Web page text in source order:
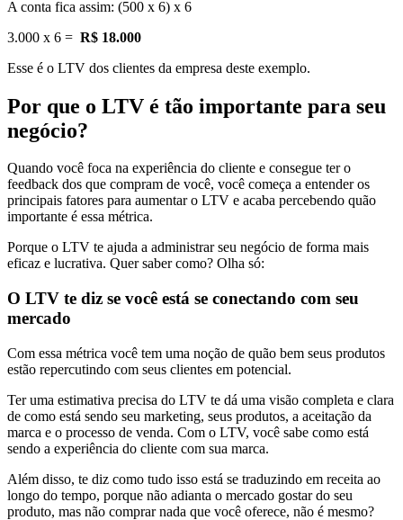
A conta fica assim: (500 x 6) x 6
3.000 x 6 = R$ 18.000
Esse é o LTV dos clientes da empresa deste exemplo.
Por que o LTV é tão importante para seu
negócio?
Quando você foca na experiência do cliente e consegue ter o
feedback dos que compram de você, você começa a entender os
principais fatores para aumentar o LTV e acaba percebendo quão
importante é essa métrica.
Porque o LTV te ajuda a administrar seu negócio de forma mais
eficaz e lucrativa. Quer saber como? Olha só:
O LTV te diz se você está se conectando com seu
mercado
Com essa métrica você tem uma noção de quão bem seus produtos
estão repercutindo com seus clientes em potencial.
Ter uma estimativa precisa do LTV te dá uma visão completa e clara
de como está sendo seu marketing, seus produtos, a aceitação da
marca e o processo de venda. Com o LTV, você sabe como está
sendo a experiência do cliente com sua marca.
Além disso, te diz como tudo isso está se traduzindo em receita ao
longo do tempo, porque não adianta o mercado gostar do seu
produto, mas não comprar nada que você oferece, não é mesmo?